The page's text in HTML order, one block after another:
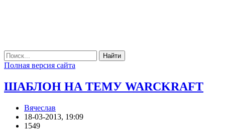
Найти
Полная версия сайта
ШАБЛОН НА ТЕМУ WARCKRAFT
Вячеслав
18-03-2013, 19:09
1549